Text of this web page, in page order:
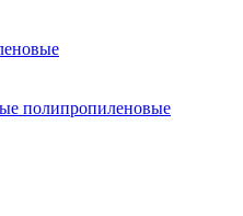
полипропиленовые